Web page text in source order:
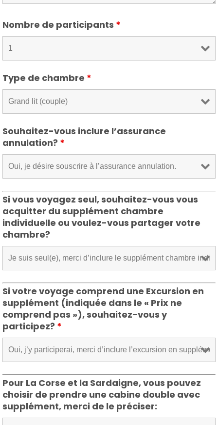
Nombre de participants *
Type de chambre *
Souhaitez-vous inclure l’assurance
annulation? *
Si vous voyagez seul, souhaitez-vous vous
acquitter du supplément chambre
individuelle ou voulez-vous partager votre
chambre?
Si votre voyage comprend une Excursion en
supplément (indiquée dans le « Prix ne
comprend pas »), souhaitez-vous y
participez? *
Pour La Corse et la Sardaigne, vous pouvez
choisir de prendre une cabine double avec
supplément, merci de le préciser: